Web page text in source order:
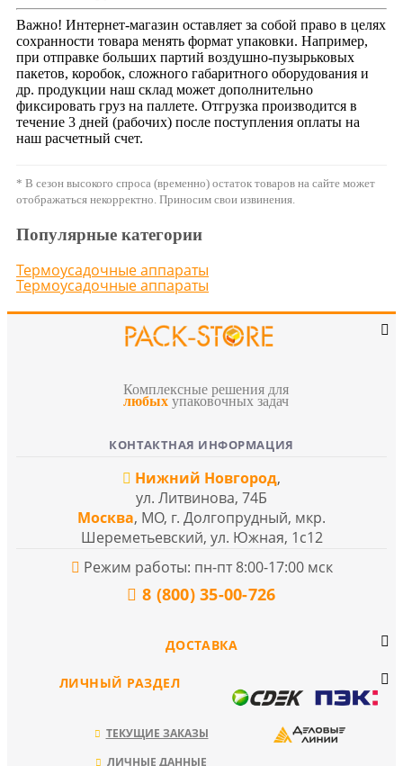
Важно! Интернет-магазин оставляет за собой право в целях
сохранности товара менять формат упаковки. Например,
при отправке больших партий воздушно-пузырьковых
пакетов, коробок, сложного габаритного оборудования и
др. продукции наш склад может дополнительно
фиксировать груз на паллете. Отгрузка производится в
течение 3 дней (рабочих) после поступления оплаты на
наш расчетный счет.
* В сезон высокого спроса (временно) остаток товаров на сайте может
отображаться некорректно. Приносим свои извинения.
Популярные категории
Термоусадочные аппараты
Термоусадочные аппараты
Комплексные решения для
любых упаковочных задач
КОНТАКТНАЯ ИНФОРМАЦИЯ
Нижний Новгород,
ул. Литвинова, 74Б
Москва, МО, г. Долгопрудный, мкр.
Шереметьевский, ул. Южная, 1с12
Режим работы: пн-пт 8:00-17:00 мск
8 (800) 35-00-726
ДОСТАВКА
ЛИЧНЫЙ РАЗДЕЛ
ТЕКУЩИЕ ЗАКАЗЫ
ЛИЧНЫЕ ДАННЫЕ